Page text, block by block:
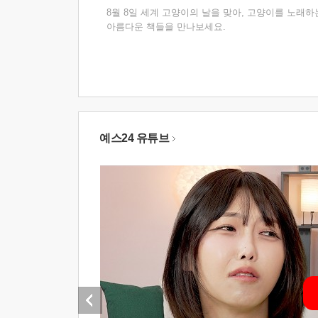
8월 8일 세계 고양이의 날을 맞아, 고양이를 노래하
아름다운 책들을 만나보세요.
예스24 유튜브